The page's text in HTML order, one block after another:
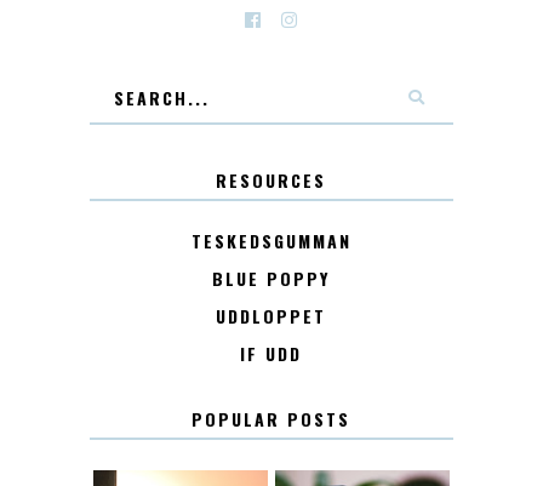
RESOURCES
TESKEDSGUMMAN
BLUE POPPY
UDDLOPPET
IF UDD
POPULAR POSTS